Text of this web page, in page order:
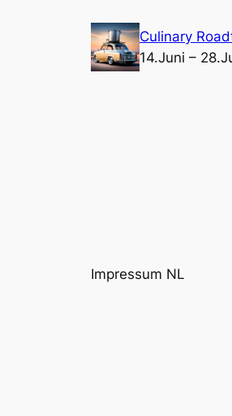
Culinary
14.Juni –
Impressum NL